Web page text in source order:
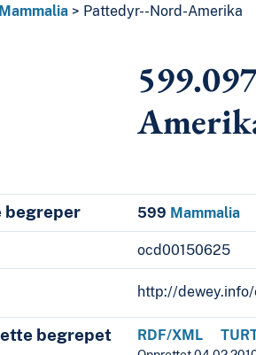
Mammalia Pattedyr--Nord-Amerika
begreper 599 Mammalia
ocd00150625
http://
begrepet RDF/XML